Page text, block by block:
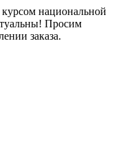
национальной
Просим
заказа.